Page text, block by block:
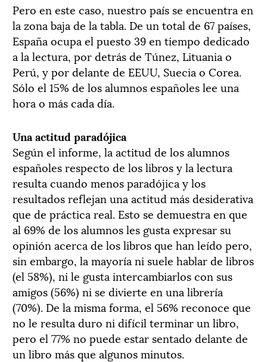
Pero en este caso, nuestro país se encuentra en
la zona baja de la tabla. De un total de 67 países,
España ocupa el puesto 39 en tiempo dedicado
a la lectura, por detrás de Túnez, Lituania o
Perú, y por delante de EEUU, Suecia o Corea.
Sólo el 15% de los alumnos españoles lee una
hora o más cada día.
Una actitud paradójica
Según el informe, la actitud de los alumnos
españoles respecto de los libros y la lectura
resulta cuando menos paradójica y los
resultados reflejan una actitud más desiderativa
que de práctica real. Esto se demuestra en que
al 69% de los alumnos les gusta expresar su
opinión acerca de los libros que han leído pero,
sin embargo, la mayoría ni suele hablar de libros
(el 58%), ni le gusta intercambiarlos con sus
amigos (56%) ni se divierte en una librería
(70%). De la misma forma, el 56% reconoce que
no le resulta duro ni difícil terminar un libro,
pero el 77% no puede estar sentado delante de
un libro más que algunos minutos.